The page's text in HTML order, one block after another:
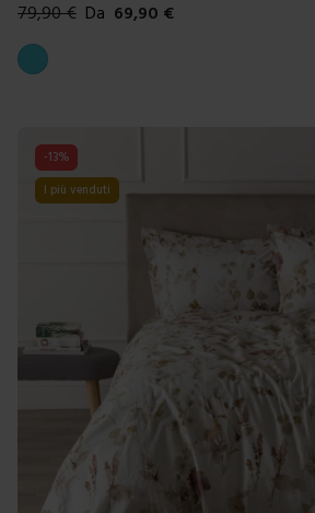
79,90€ Da 69,90 €
Colori disponibili
Azzurro
-13%
I più venduti